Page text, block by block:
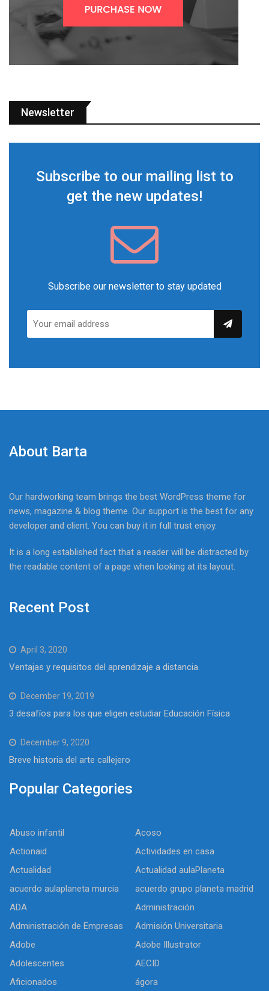
Newsletter
Subscribe to our mailing list to
get the new updates!
Subscribe our newsletter to stay updated
About Barta
Our hardworking team brings the best WordPress theme for
news, magazine & blog theme. Our support is the best for any
developer and client. You can buy it in full trust enjoy.
It is a long established fact that a reader will be distracted by
the readable content of a page when looking at its layout.
Recent Post
April 3, 2020
Ventajas y requisitos del aprendizaje a distancia.
December 19, 2019
3 desafíos para los que eligen estudiar Educación Física
December 9, 2020
Breve historia del arte callejero
Popular Categories
Abuso infantil
Acoso
Actionaid
Actividades en casa
Actualidad
Actualidad aulaPlaneta
acuerdo aulaplaneta murcia
acuerdo grupo planeta madrid
ADA
Administración
Administración de Empresas
Admisión Universitaria
Adobe
Adobe Illustrator
Adolescentes
AECID
Aficionados
ágora